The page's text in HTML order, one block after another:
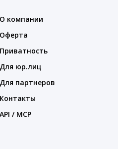
О компании
Оферта
Приватность
Для юр.лиц
Для партнеров
Контакты
API / MCP